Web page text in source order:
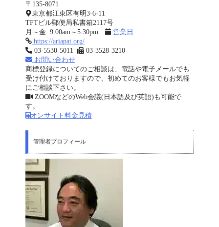
〒135-8071
東京都江東区有明3-6-11
TFTビル郵便局私書箱2117号
月～金: 9:00am～5:30pm
営業日
https://ariapat.org/
03-5530-5011
03-3528-3210
お問い合わせ
商標登録についてのご相談は、電話や電子メールでも
受け付けておりますので、初めてのお客様でもお気軽
にご相談下さい。
ZOOMなどのWeb会議(日本語及び英語)も可能で
す。
オンサイト料金見積
管理者プロフィール